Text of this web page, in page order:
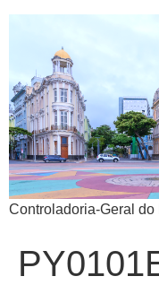
Controladoria-Geral